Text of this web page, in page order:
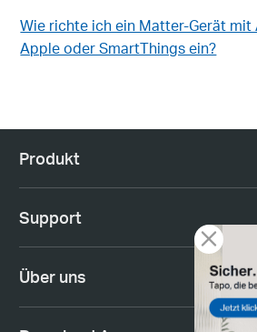
Wie richte ich ein Matter-Gerät mit
Apple oder SmartThings ein?
Produkt
Support
Über uns